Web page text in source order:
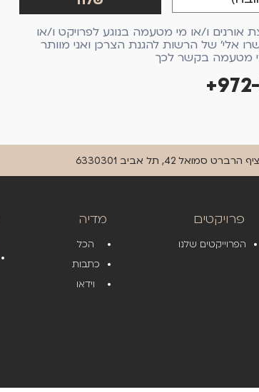
ו/או מי מטעמה בנוגע לפרויקט ו/או
אלי' של הרשות להגנת הצרכן ואני מוותר
מטעמה בקשר לכך
הרברט סמואל 42, תל אביב 6330301
פרויקטים
הפרוייקטים שלנו
מדיה
הכל
כתבות
וידאו